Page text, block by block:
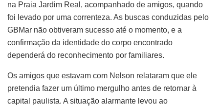
na Praia Jardim Real, acompanhado de amigos, quando
foi levado por uma correnteza. As buscas conduzidas pelo
GBMar não obtiveram sucesso até o momento, e a
confirmação da identidade do corpo encontrado
dependerá do reconhecimento por familiares.
Os amigos que estavam com Nelson relataram que ele
pretendia fazer um último mergulho antes de retornar à
capital paulista. A situação alarmante levou ao